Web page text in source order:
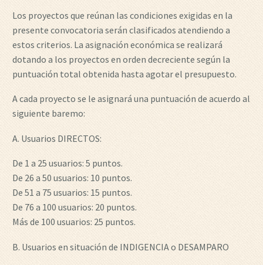
Los proyectos que reúnan las condiciones exigidas en la
presente convocatoria serán clasificados atendiendo a
estos criterios. La asignación económica se realizará
dotando a los proyectos en orden decreciente según la
puntuación total obtenida hasta agotar el presupuesto.
A cada proyecto se le asignará una puntuación de acuerdo al
siguiente baremo:
A. Usuarios DIRECTOS:
De 1 a 25 usuarios: 5 puntos.
De 26 a 50 usuarios: 10 puntos.
De 51 a 75 usuarios: 15 puntos.
De 76 a 100 usuarios: 20 puntos.
Más de 100 usuarios: 25 puntos.
B. Usuarios en situación de INDIGENCIA o DESAMPARO